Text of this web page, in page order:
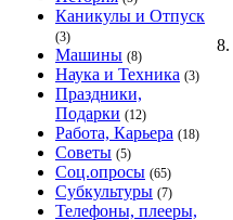
Каникулы и Отпуск
(3)
Машины (8)
Наука и Техника (3)
Праздники,
Подарки (12)
Работа, Карьера (18)
Советы (5)
Соц.опросы (65)
Субкультуры (7)
Телефоны, плееры,
8.